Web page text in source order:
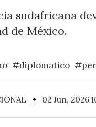
sudafricana
de México.
#diplomatico
• 02 Jun, 2026